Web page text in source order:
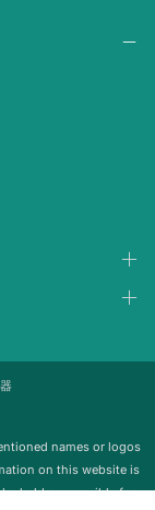
names or logos
on this website is
held responsible for